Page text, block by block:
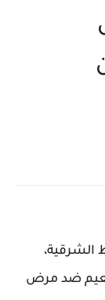
الشرقية،
ضد مرض